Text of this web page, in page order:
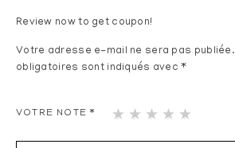
Review now to get coupon!
Votre adresse e-mail ne sera pas publiée.
obligatoires sont indiqués avec*
VOTRE NOTE*
1
2
3
4